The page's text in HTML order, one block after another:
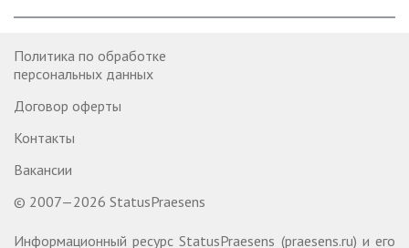
Политика по обработке
персональных данных
Договор оферты
Контакты
Вакансии
© 2007—2026 StatusPraesens
Информационный ресурс StatusPraesens (praesens.ru) и его